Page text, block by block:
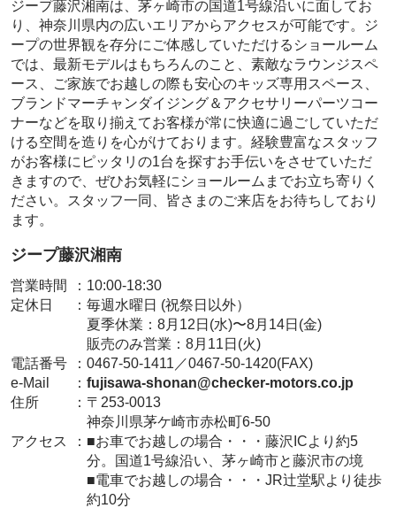
ジープ藤沢湘南は、茅ヶ崎市の国道1号線沿いに面してお
り、神奈川県内の広いエリアからアクセスが可能です。ジ
ープの世界観を存分にご体感していただけるショールーム
では、最新モデルはもちろんのこと、素敵なラウンジスペ
ース、ご家族でお越しの際も安心のキッズ専用スペース、
ブランドマーチャンダイジング＆アクセサリーパーツコー
ナーなどを取り揃えてお客様が常に快適に過ごしていただ
ける空間を造りを心がけております。経験豊富なスタッフ
がお客様にピッタリの1台を探すお手伝いをさせていただ
きますので、ぜひお気軽にショールームまでお立ち寄りく
ださい。スタッフ一同、皆さまのご来店をお待ちしており
ます。
ジープ藤沢湘南
営業時間 ： 10:00-18:30
定休日
： 毎週水曜日 (祝祭日以外）
夏季休業：8月12日(水)〜8月14日(金)
販売のみ営業：8月11日(火)
電話番号
： 0467-50-1411／0467-50-1420(FAX)
e-Mail
： fujisawa-shonan@checker-motors.co.jp
住所
： 〒253-0013
神奈川県茅ケ崎市赤松町6-50
アクセス
： ■お車でお越しの場合・・・藤沢ICより約5
分。国道1号線沿い、茅ヶ崎市と藤沢市の境
■電車でお越しの場合・・・JR辻堂駅より徒歩
約10分